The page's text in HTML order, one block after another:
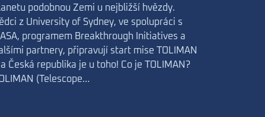
podobnou Zemi u nejbližší hvězdy.
z University of Sydney, ve spolupráci s
programem Breakthrough Initiatives a
partnery, připravují start mise TOLIMAN
Česká republika je u toho! Co je TOLIMAN?
(Telescope…